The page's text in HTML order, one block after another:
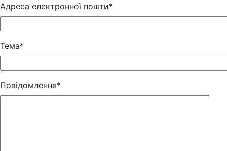
Адреса електронної пошти*
Тема*
Повідомлення*